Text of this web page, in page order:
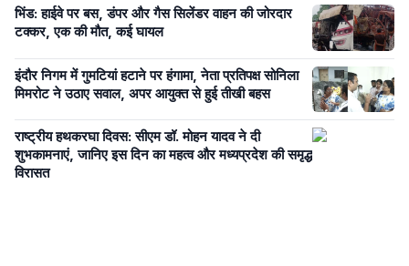
भिंड: हाईवे पर बस, डंपर और गैस सिलेंडर वाहन की जोरदार
टक्कर, एक की मौत, कई घायल
इंदौर निगम में गुमटियां हटाने पर हंगामा, नेता प्रतिपक्ष सोनिला
मिमरोट ने उठाए सवाल, अपर आयुक्त से हुई तीखी बहस
राष्ट्रीय हथकरघा दिवस: सीएम डॉ. मोहन यादव ने दी
शुभकामनाएं, जानिए इस दिन का महत्व और मध्यप्रदेश की समृद्ध
विरासत